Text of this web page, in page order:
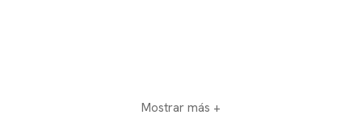
Mostrar más +